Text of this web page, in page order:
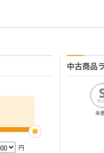
円
中古商品
ラ
未